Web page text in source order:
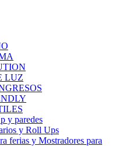
LUZ
y paredes
y Roll Ups
ferias y Mostradores para